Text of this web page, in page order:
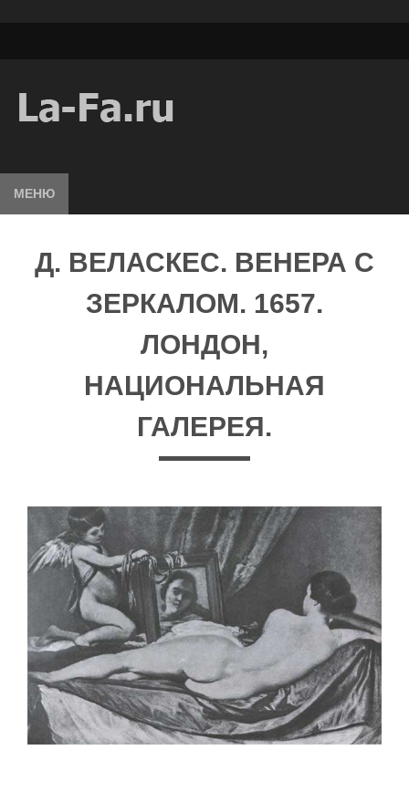
МЕНЮ
Д. ВЕЛАСКЕС. ВЕНЕРА С
ЗЕРКАЛОМ. 1657.
ЛОНДОН,
НАЦИОНАЛЬНАЯ
ГАЛЕРЕЯ.